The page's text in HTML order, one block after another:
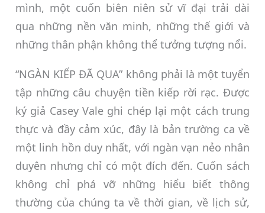
mình, một cuốn biên niên sử vĩ đại trải dài
qua những nền văn minh, những thế giới và
những thân phận không thể tưởng tượng nổi.
“NGÀN KIẾP ĐÃ QUA” không phải là một tuyển
tập những câu chuyện tiền kiếp rời rạc. Được
ký giả Casey Vale ghi chép lại một cách trung
thực và đầy cảm xúc, đây là bản trường ca về
một linh hồn duy nhất, với ngàn vạn nẻo nhân
duyên nhưng chỉ có một đích đến. Cuốn sách
không chỉ phá vỡ những hiểu biết thông
thường của chúng ta về thời gian, về lịch sử,